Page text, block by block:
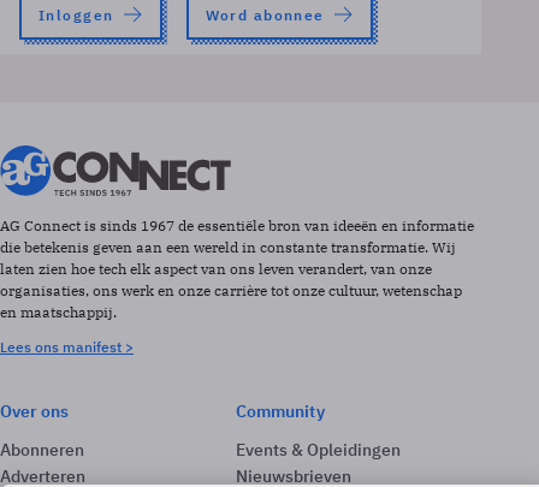
Inloggen Word abonnee
AG Connect is sinds 1967 de essentiële bron van ideeën en informatie
die betekenis geven aan een wereld in constante transformatie. Wij
laten zien hoe tech elk aspect van ons leven verandert, van onze
organisaties, ons werk en onze carrière tot onze cultuur, wetenschap
en maatschappij.
Lees ons manifest >
Over ons
Abonneren
Adverteren
Community
Events & Opleidingen
Nieuwsbrieven